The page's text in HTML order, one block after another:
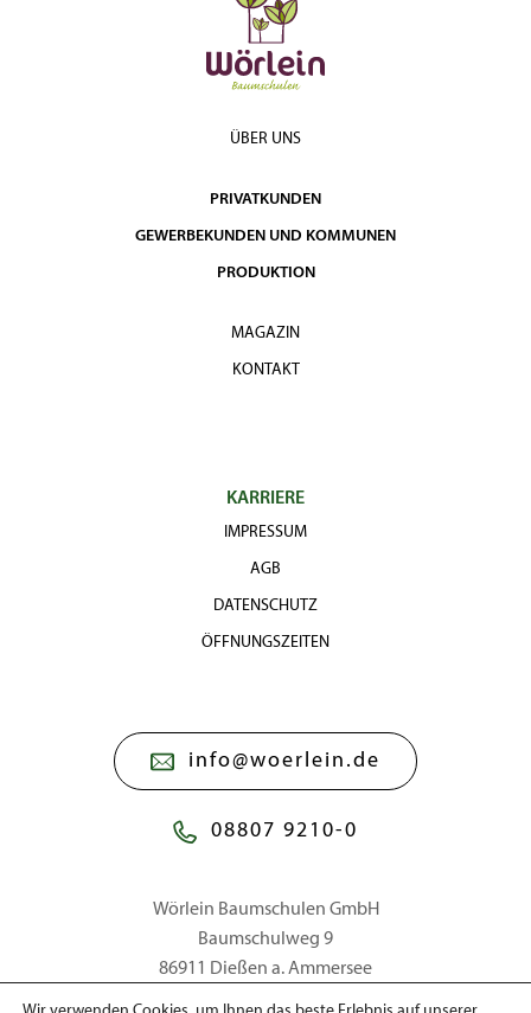
ÜBER UNS
PRIVATKUNDEN
GEWERBEKUNDEN UND KOMMUNEN
PRODUKTION
MAGAZIN
KONTAKT
KARRIERE
IMPRESSUM
AGB
DATENSCHUTZ
ÖFFNUNGSZEITEN
info@woerlein.de
08807 9210-0
Wörlein Baumschulen GmbH
Baumschulweg 9
86911 Dießen a. Ammersee